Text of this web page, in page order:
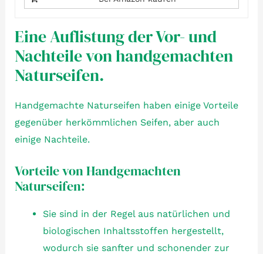
Eine Auflistung der Vor- und
Nachteile von handgemachten
Naturseifen.
Handgemachte Naturseifen haben einige Vorteile
gegenüber herkömmlichen Seifen, aber auch
einige Nachteile.
Vorteile von Handgemachten
Naturseifen:
Sie sind in der Regel aus natürlichen und
biologischen Inhaltsstoffen hergestellt,
wodurch sie sanfter und schonender zur